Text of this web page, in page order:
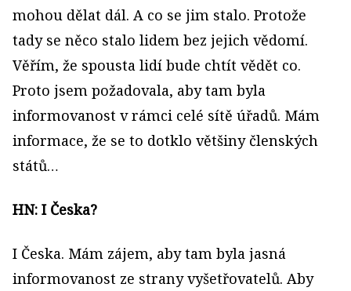
mohou dělat dál. A co se jim stalo. Protože
tady se něco stalo lidem bez jejich vědomí.
Věřím, že spousta lidí bude chtít vědět co.
Proto jsem požadovala, aby tam byla
informovanost v rámci celé sítě úřadů. Mám
informace, že se to dotklo většiny členských
států…
HN: I Česka?
I Česka. Mám zájem, aby tam byla jasná
informovanost ze strany vyšetřovatelů. Aby